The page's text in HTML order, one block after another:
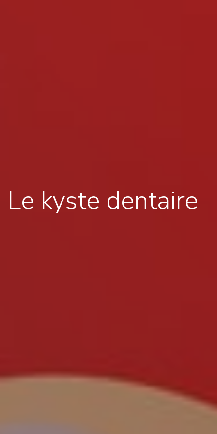
Le kyste dentaire